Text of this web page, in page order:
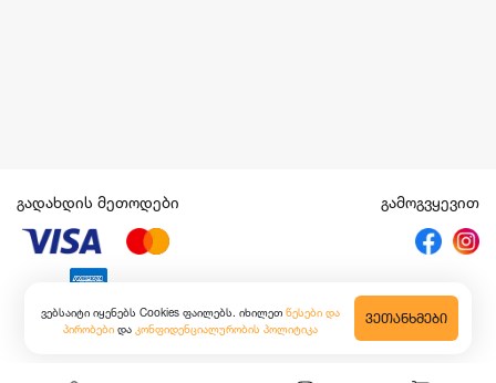
ვებსაიტი იყენებს Cookies ფაილებს. იხილეთ წესები და
პირობები და კონფიდენციალურობის პოლიტიკა
ᲕᲔᲗᲐᲜᲮᲛᲔᲑᲘ
გადახდის მეთოდები გამოგვყევით